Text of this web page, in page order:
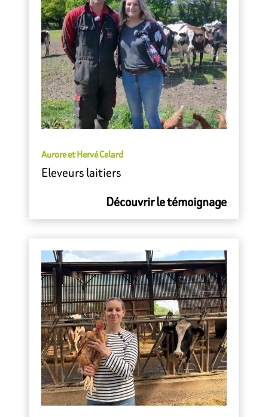
Aurore et Hervé Celard
Eleveurs laitiers
Découvrir le témoignage